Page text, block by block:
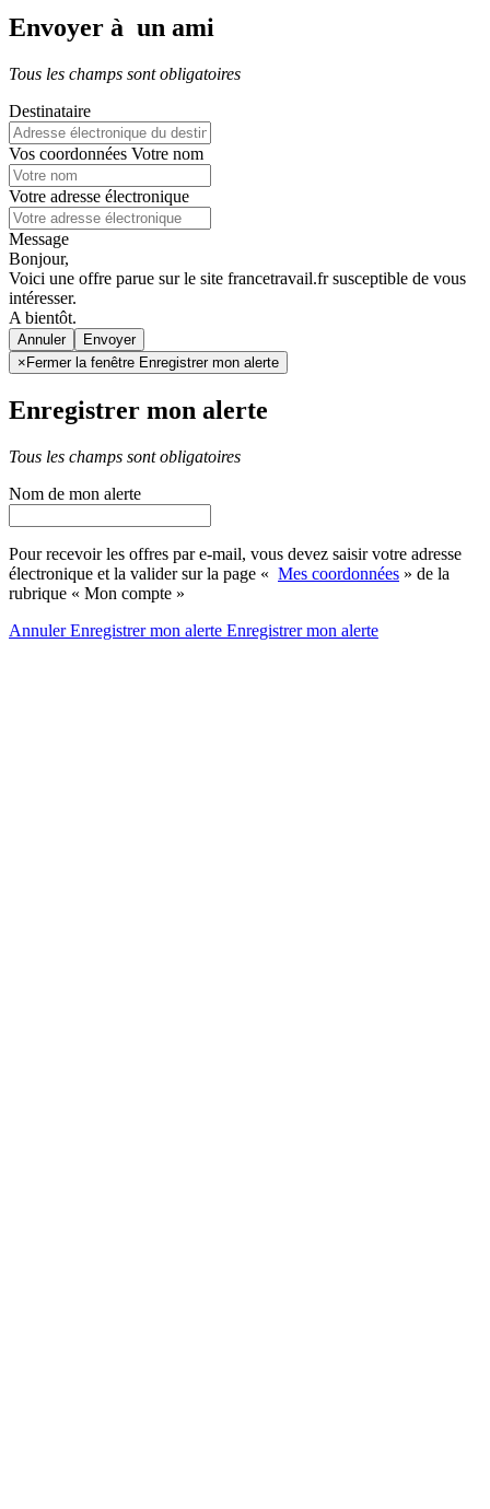
Envoyer à un ami
Tous les champs sont obligatoires
Destinataire
Vos coordonnées Votre nom
Votre adresse électronique
Message
Bonjour,
Voici une offre parue sur le site francetravail.fr susceptible de vous
intéresser.
A bientôt.
Annuler
× Fermer la fenêtre Enregistrer mon alerte
Enregistrer mon alerte
Tous les champs sont obligatoires
Nom de mon alerte
Pour recevoir les offres par e-mail, vous devez saisir votre adresse
électronique et la valider sur la page « Mes coordonnées » de la
rubrique « Mon compte »
AnnulerEnregistrer mon alerte Enregistrermon alerte